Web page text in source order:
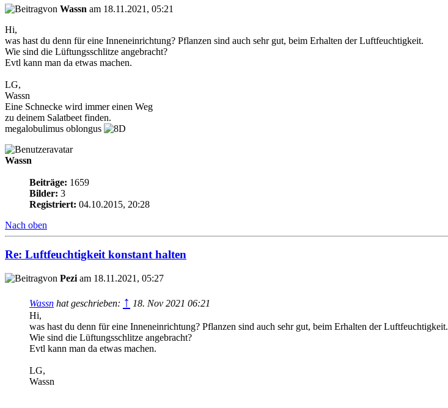
von Wassn am 18.11.2021, 05:21
Hi,
was hast du denn für eine Inneneinrichtung? Pflanzen sind auch sehr gut, beim Erhalten der Luftfeuchtigkeit.
Wie sind die Lüftungsschlitze angebracht?
Evtl kann man da etwas machen.
LG,
Wassn
Eine Schnecke wird immer einen Weg
zu deinem Salatbeet finden.
megalobulimus oblongus
Wassn
Beiträge: 1659
Bilder: 3
Registriert: 04.10.2015, 20:28
Nach oben
Re: Luftfeuchtigkeit konstant halten
von Pezi am 18.11.2021, 05:27
Wassn hat geschrieben: ↑ 18. Nov 2021 06:21
Hi,
was hast du denn für eine Inneneinrichtung? Pflanzen sind auch sehr gut, beim Erhalten der Luftfeuchtigkeit.
Wie sind die Lüftungsschlitze angebracht?
Evtl kann man da etwas machen.
LG,
Wassn